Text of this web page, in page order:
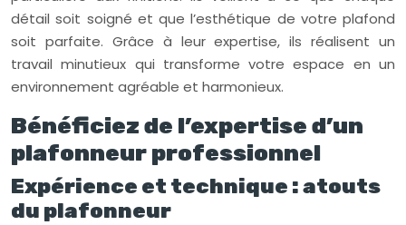
détail soit soigné et que l’esthétique de votre plafond
soit parfaite. Grâce à leur expertise, ils réalisent un
travail minutieux qui transforme votre espace en un
environnement agréable et harmonieux.
Bénéficiez de l’expertise d’un
plafonneur professionnel
Expérience et technique : atouts
du plafonneur